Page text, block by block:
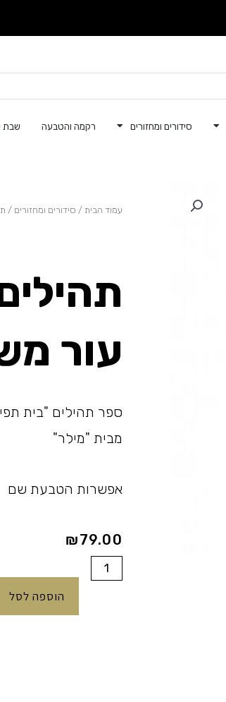
סידורים ומחזורים רקמה והטבעה שבת
עמוד הבית / סידורים ומחזורים /
עור
ספר תהילים "בית
מבית "מילר"
אפשרות הטבעת שם
₪79.00
כמות
הוספה לסל